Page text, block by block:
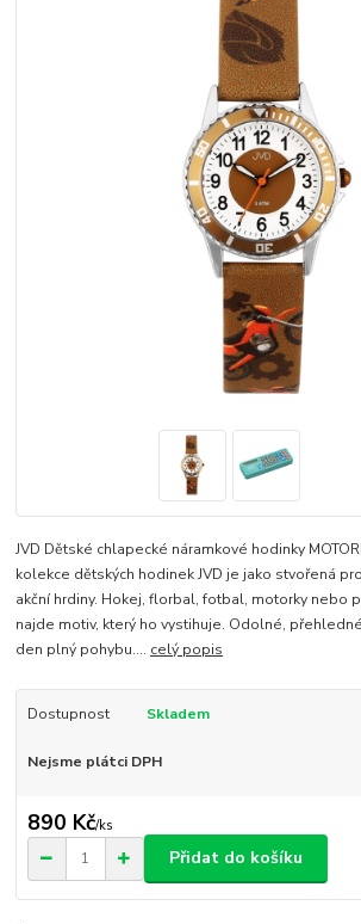
JVD Dětské chlapecké náramkové hodinky
kolekce dětských hodinek JVD je jako stvořená
akční hrdiny. Hokej, florbal, fotbal, motorky nebo
najde motiv, který ho vystihuje. Odolné,
den plný pohybu.... celý popis
Dostupnost Skladem
Nejsme plátci DPH
890 Kč/ks
Přidat do košíku